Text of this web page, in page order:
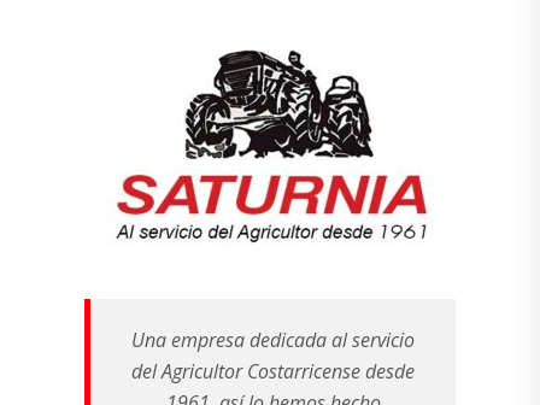
Una empresa dedicada al servicio
del Agricultor Costarricense desde